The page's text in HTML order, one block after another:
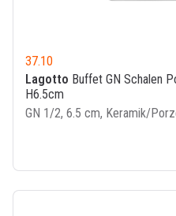
37.10
Lagotto Buffet GN Schalen
H6.5cm
GN 1/2, 6.5 cm, Keramik/